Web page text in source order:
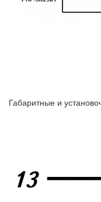
Габаритные и